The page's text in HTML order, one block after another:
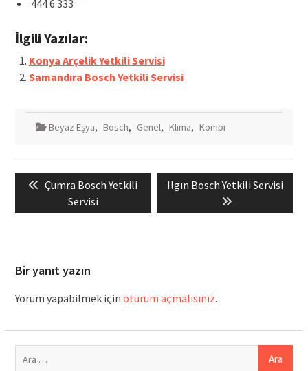
444 6 333
İlgili Yazılar:
Konya Arçelik Yetkili Servisi
Samandıra Bosch Yetkili Servisi
Beyaz Eşya, Bosch, Genel, Klima, Kombi
gezinmesi
Previous
post:
Çumra Bosch Yetkili
Servisi
Next
Ilgın Bosch Yetkili Servisi
Bir yanıt yazın
Yorum yapabilmek için oturum açmalısınız.